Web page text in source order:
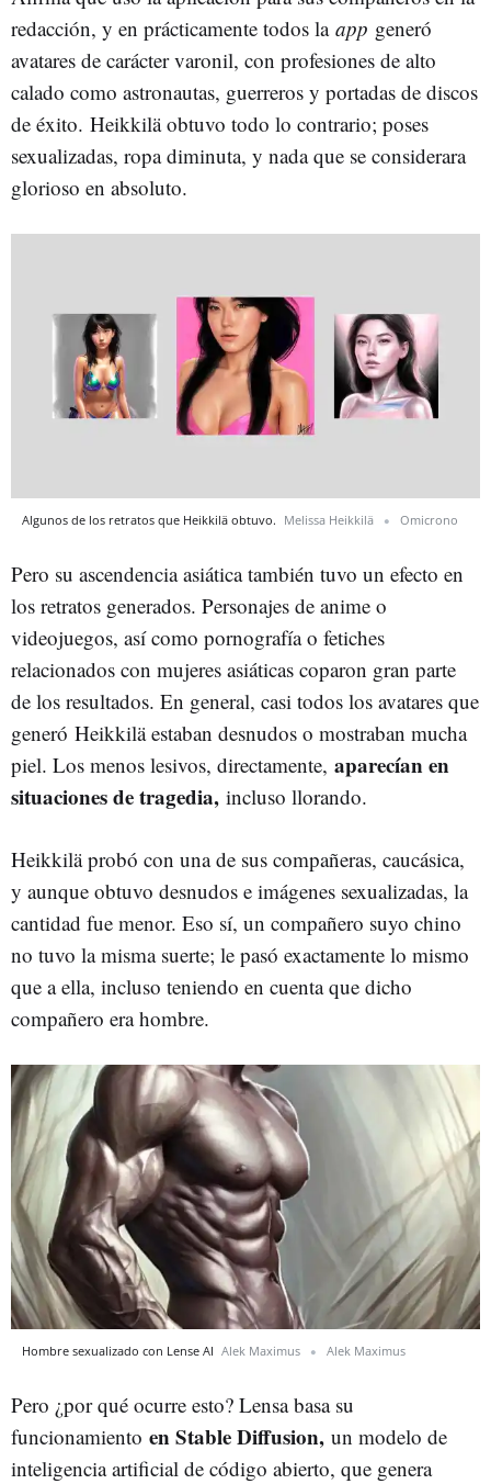
redacción, y en prácticamente todos la app generó
avatares de carácter varonil, con profesiones de alto
calado como astronautas, guerreros y portadas de discos
de éxito. Heikkilä obtuvo todo lo contrario; poses
sexualizadas, ropa diminuta, y nada que se considerara
glorioso en absoluto.
Algunos de los retratos que Heikkilä obtuvo. Melissa Heikkilä Omicrono
Pero su ascendencia asiática también tuvo un efecto en
los retratos generados. Personajes de anime o
videojuegos, así como pornografía o fetiches
relacionados con mujeres asiáticas coparon gran parte
de los resultados. En general, casi todos los avatares que
generó Heikkilä estaban desnudos o mostraban mucha
piel. Los menos lesivos, directamente, aparecían en
situaciones de tragedia, incluso llorando.
Heikkilä probó con una de sus compañeras, caucásica,
y aunque obtuvo desnudos e imágenes sexualizadas, la
cantidad fue menor. Eso sí, un compañero suyo chino
no tuvo la misma suerte; le pasó exactamente lo mismo
que a ella, incluso teniendo en cuenta que dicho
compañero era hombre.
Hombre sexualizado con Lense AI Alek Maximus Alek Maximus
Pero ¿por qué ocurre esto? Lensa basa su
funcionamiento en Stable Diffusion, un modelo de
inteligencia artificial de código abierto, que genera